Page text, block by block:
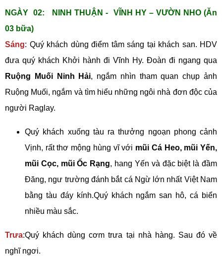
NGÀY 02: NINH THUẬN - VĨNH HY – VƯỜN NHO (Ăn
03 bữa)
Sáng: Quý khách dùng điểm tâm sáng tại khách san. HDV
đưa quý khách Khởi hành đi Vĩnh Hy. Đoàn đi ngang qua
Ruộng Muối Ninh Hải, ngắm nhìn tham quan chụp ảnh
Ruộng Muối, ngắm và tìm hiểu những ngôi nhà đơn độc của
người Raglay.
Quý khách xuống tàu ra thưởng ngoạn phong cảnh
Vịnh, rất thơ mộng hùng vĩ với mũi Cá Heo, mũi Yến,
mũi Cọc, mũi Ốc Rạng, hang Yến và đặc biệt là đầm
Đăng, ngư trường đánh bắt cá Ngừ lớn nhất Việt Nam
bằng tàu đáy kính.Quý khách ngắm san hô, cá biển
nhiều màu sắc.
Trưa:Quý khách dùng cơm trưa tại nhà hàng. Sau đó về
nghĩ ngơi.